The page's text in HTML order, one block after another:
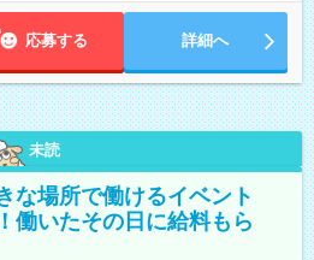
応募する 詳細へ
未読
な場所で働けるイベント
働いたその日に給料もら